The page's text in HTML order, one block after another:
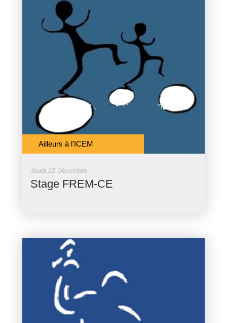
Ailleurs à l’ICEM
Jeudi 22 Décembre
Stage FREM-CE